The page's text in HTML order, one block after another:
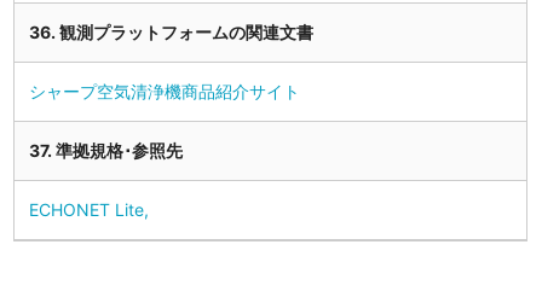
36. 観測プラットフォームの関連文書
シャープ空気清浄機商品紹介サイト
37. 準拠規格･参照先
ECHONET Lite,